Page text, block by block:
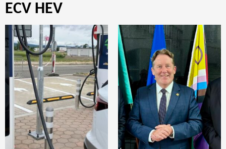
ECV HEV